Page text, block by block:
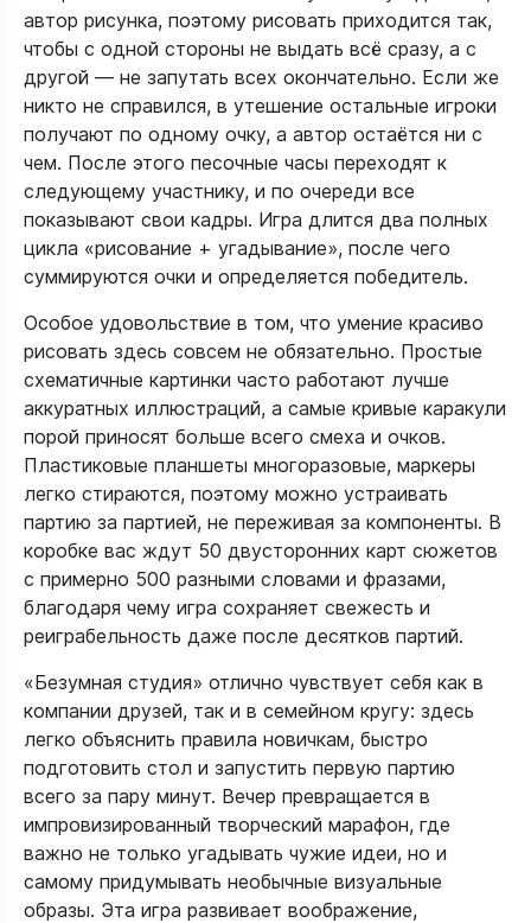
автор рисунка, поэтому рисовать приходится так,
чтобы с одной стороны не выдать всё сразу, а с
другой — не запутать всех окончательно. Если же
никто не справился, в утешение остальные игроки
получают по одному очку, а автор остаётся ни с
чем. После этого песочные часы переходят к
следующему участнику, и по очереди все
показывают свои кадры. Игра длится два полных
цикла «рисование + угадывание», после чего
суммируются очки и определяется победитель.​
Особое удовольствие в том, что умение красиво
рисовать здесь совсем не обязательно. Простые
схематичные картинки часто работают лучше
аккуратных иллюстраций, а самые кривые каракули
порой приносят больше всего смеха и очков.
Пластиковые планшеты многоразовые, маркеры
легко стираются, поэтому можно устраивать
партию за партией, не переживая за компоненты. В
коробке вас ждут 50 двусторонних карт сюжетов
с примерно 500 разными словами и фразами,
благодаря чему игра сохраняет свежесть и
реиграбельность даже после десятков партий.​
«Безумная студия» отлично чувствует себя как в
компании друзей, так и в семейном кругу: здесь
легко объяснить правила новичкам, быстро
подготовить стол и запустить первую партию
всего за пару минут. Вечер превращается в
импровизированный творческий марафон, где
важно не только угадывать чужие идеи, но и
самому придумывать необычные визуальные
образы. Эта игра развивает воображение,